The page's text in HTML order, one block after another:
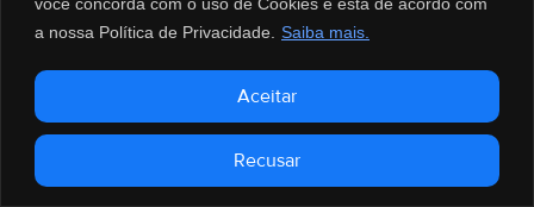
a nossa Política de Privacidade.
Saiba mais.
Recusar
Aceitar
Com todas as etapas concluídas, o Veeam® trará uma tela
onde mostra os logs da operação.